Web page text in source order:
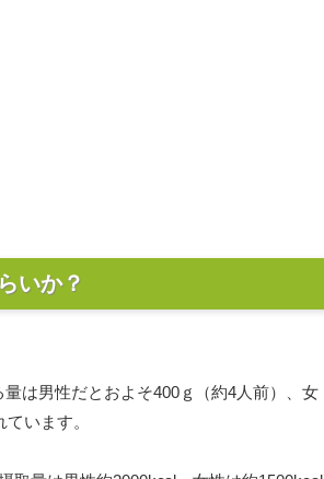
いか？
は男性だとおよそ400ｇ（約4人前）、女
います。